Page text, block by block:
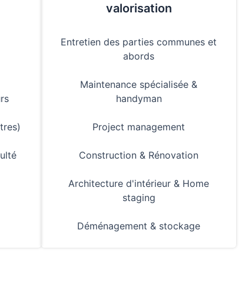
valorisation
Entretien des parties communes et
abords
Maintenance spécialisée &
handyman
Project management
Construction & Rénovation
Architecture d'intérieur & Home
staging
Déménagement & stockage